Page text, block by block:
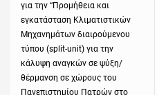
post:
για την “Προμήθεια και
εγκατάσταση Κλιματιστικών
Μηχανημάτων διαιρούμενου
τύπου (split-unit) για την
κάλυψη αναγκών σε ψύξη/
θέρμανση σε χώρους του
Πανεπιστημίου Πατρών στο